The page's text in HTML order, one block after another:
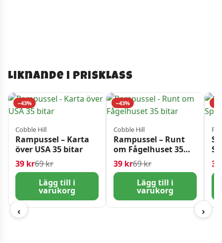
Liknande i prisklass
‹
−43%
Cobble Hill
Rampussel – Karta
över USA 35 bitar
69krDet ursprungliga priset var: 69 kr.
39 kr
Det nuvarande priset är: 39 kr.
Lägg till i
varukorg
−43%
Cobble Hill
Rampussel – Runt
om Fågelhuset 35
bitar 69krDet ursprungliga
39 kr
Det nuvarande
Lägg till i
varukorg
39
›